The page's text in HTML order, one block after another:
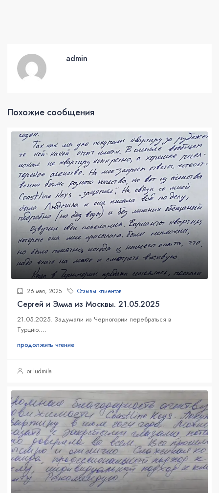
admin
Похожие сообщения
26 мая, 2025 Отзывы клиентов
Сергей и Эмма из Москвы. 21.05.2025
21.05.2025. Задумали из Черногории перебраться в
Турцию....
продолжить чтение
от ludmila